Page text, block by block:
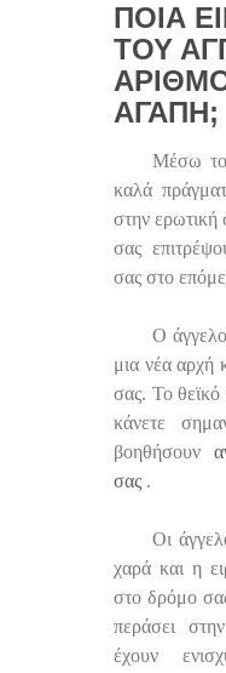
ΠΟΙΑ
ΤΟΥ
ΑΓΆΠΗ;
Μέσω
καλά
στην
σας
σας στο
Ο
μια νέα αρχή
σας. Το θεϊκό
κάνετε
βοηθήσουν
σας .
Οι
χαρά και η
στο δρόμο
περάσει
έχουν